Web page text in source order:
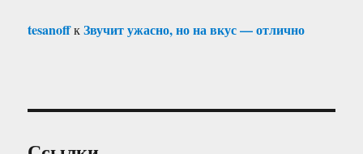
tesanoffкЗвучит ужасно, но на вкус — отлично